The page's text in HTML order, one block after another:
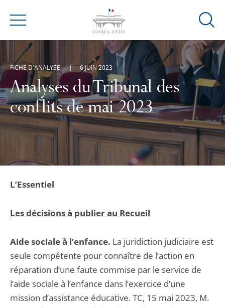
Menu
Ouvrir
de
Analyses du Tribunal des
conflits de mai 2023
FICHE D'ANALYSE 6 JUIN 2023
L’Essentiel
Les décisions à publier au Recueil
Aide sociale à l’enfance. La juridiction judiciaire est
seule compétente pour connaître de l’action en
réparation d’une faute commise par le service de
l’aide sociale à l’enfance dans l’exercice d’une
mission d’assistance éducative. TC, 15 mai 2023, M.